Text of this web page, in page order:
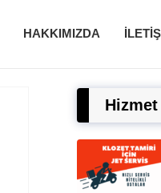
HAKKIMIZDA